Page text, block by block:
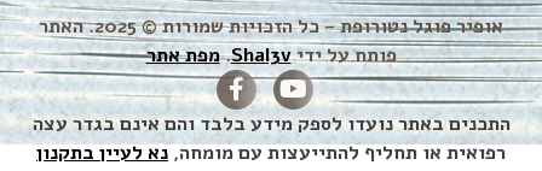
אופיר פוגל נטורופת – כל הזכויות שמורות © 2025. האתר
פותח על ידיShal3v
.מפת אתר
התכנים באתר נועדו לספק מידע בלבד והם אינם בגדר עצה
רפואית או תחליף להתייעצות עם מומחה,נא לעיין בתקנון